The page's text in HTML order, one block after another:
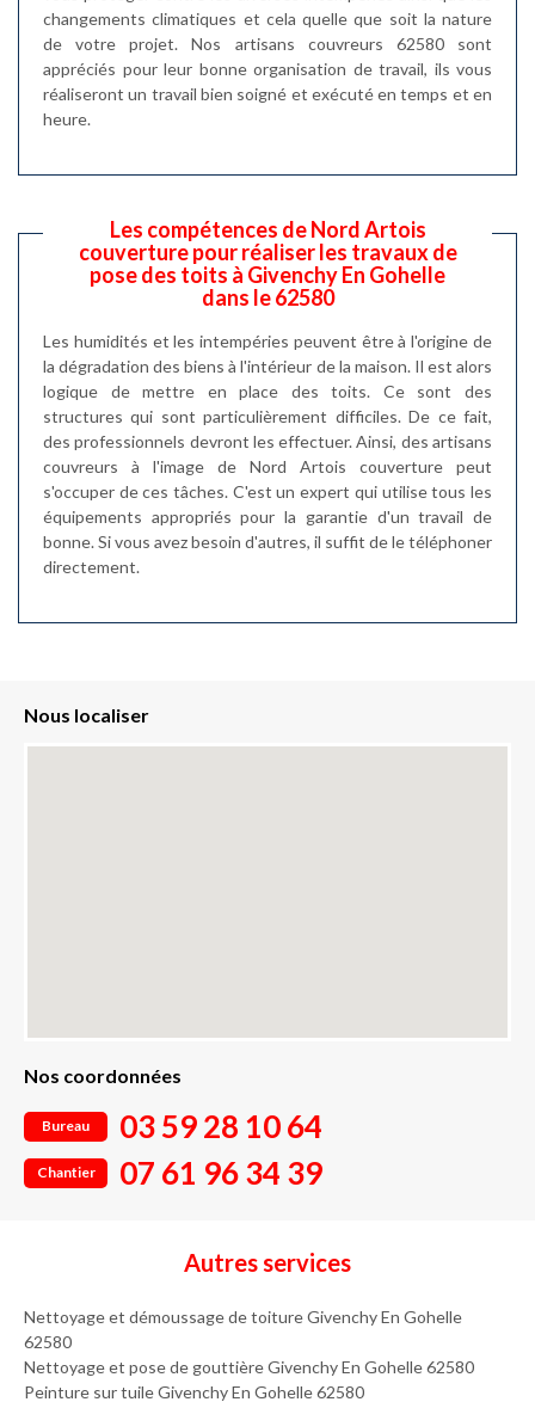
changements climatiques et cela quelle que soit la nature
de votre projet. Nos artisans couvreurs 62580 sont
appréciés pour leur bonne organisation de travail, ils vous
réaliseront un travail bien soigné et exécuté en temps et en
heure.
Les compétences de Nord Artois
couverture pour réaliser les travaux de
pose des toits à Givenchy En Gohelle
dans le 62580
Les humidités et les intempéries peuvent être à l'origine de
la dégradation des biens à l'intérieur de la maison. Il est alors
logique de mettre en place des toits. Ce sont des
structures qui sont particulièrement difficiles. De ce fait,
des professionnels devront les effectuer. Ainsi, des artisans
couvreurs à l'image de Nord Artois couverture peut
s'occuper de ces tâches. C'est un expert qui utilise tous les
équipements appropriés pour la garantie d'un travail de
bonne. Si vous avez besoin d'autres, il suffit de le téléphoner
directement.
Nous localiser
Nos coordonnées
Bureau 03 59 28 10 64
Chantier 07 61 96 34 39
Autres services
Nettoyage et démoussage de toiture Givenchy En Gohelle
62580
Nettoyage et pose de gouttière Givenchy En Gohelle 62580
Peinture sur tuile Givenchy En Gohelle 62580